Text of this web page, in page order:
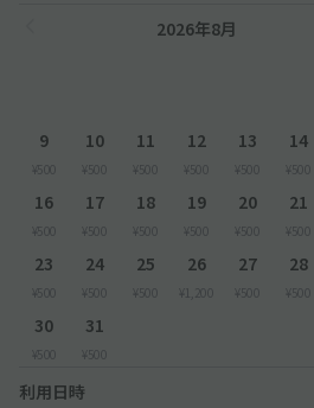
2026年8月
9
¥500
10
¥500
11
¥500
12
¥500
13
¥500
14
¥500
16
¥500
17
¥500
18
¥500
19
¥500
20
¥500
21
¥500
23
¥500
24
¥500
25
¥500
26
¥1,200
27
¥500
28
¥500
30
¥500
31
¥500
利用日時